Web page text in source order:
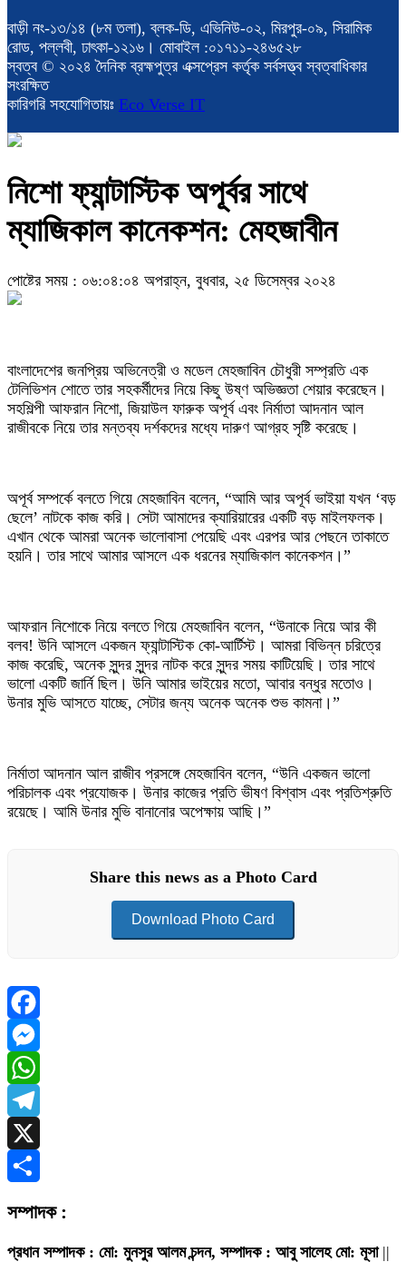
বাড়ী নং-১৩/১৪ (৮ম তলা), ব্লক-ডি, এভিনিউ-০২, মিরপুর-০৯, সিরামিক
রোড, পল্লবী, ঢাৎকা-১২১৬। মোবাইল :০১৭১১-২৪৬৫২৮
স্বত্ব © ২০২৪ দৈনিক ব্রহ্মপুত্র এক্সপ্রেস কর্তৃক সর্বসত্ত্ব স্বত্বাধিকার
সংরক্ষিত
কারিগরি সহযোগিতায়ঃ Eco Verse IT
নিশো ফ্যান্টাস্টিক অপূর্বর সাথে
ম্যাজিকাল কানেকশন: মেহজাবীন
পোষ্টের সময় : ০৬:০৪:০৪ অপরাহ্ন, বুধবার, ২৫ ডিসেম্বর ২০২৪
বাংলাদেশের জনপ্রিয় অভিনেত্রী ও মডেল মেহজাবিন চৌধুরী সম্প্রতি এক
টেলিভিশন শোতে তার সহকর্মীদের নিয়ে কিছু উষ্ণ অভিজ্ঞতা শেয়ার করেছেন।
সহশিল্পী আফরান নিশো, জিয়াউল ফারুক অপূর্ব এবং নির্মাতা আদনান আল
রাজীবকে নিয়ে তার মন্তব্য দর্শকদের মধ্যে দারুণ আগ্রহ সৃষ্টি করেছে।
অপূর্ব সম্পর্কে বলতে গিয়ে মেহজাবিন বলেন, “আমি আর অপূর্ব ভাইয়া যখন ‘বড়
ছেলে’ নাটকে কাজ করি। সেটা আমাদের ক্যারিয়ারের একটি বড় মাইলফলক।
এখান থেকে আমরা অনেক ভালোবাসা পেয়েছি এবং এরপর আর পেছনে তাকাতে
হয়নি। তার সাথে আমার আসলে এক ধরনের ম্যাজিকাল কানেকশন।”
আফরান নিশোকে নিয়ে বলতে গিয়ে মেহজাবিন বলেন, “উনাকে নিয়ে আর কী
বলব! উনি আসলে একজন ফ্যান্টাস্টিক কো-আর্টিস্ট। আমরা বিভিন্ন চরিত্রে
কাজ করেছি, অনেক সুন্দর সুন্দর নাটক করে সুন্দর সময় কাটিয়েছি। তার সাথে
ভালো একটি জার্নি ছিল। উনি আমার ভাইয়ের মতো, আবার বন্ধুর মতোও।
উনার মুভি আসতে যাচ্ছে, সেটার জন্য অনেক অনেক শুভ কামনা।”
নির্মাতা আদনান আল রাজীব প্রসঙ্গে মেহজাবিন বলেন, “উনি একজন ভালো
পরিচালক এবং প্রযোজক। উনার কাজের প্রতি ভীষণ বিশ্বাস এবং প্রতিশ্রুতি
রয়েছে। আমি উনার মুভি বানানোর অপেক্ষায় আছি।”
Share this news as a Photo Card
Download Photo Card
Facebook
Messenger
WhatsApp
Telegram
X
সম্পাদক :
প্রধান সম্পাদক : মো: মুনসুর আলম চন্দন, সম্পাদক : আবু সালেহ মো: মূসা||